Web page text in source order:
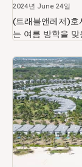
2024년 June 24일
(트래블앤레저)호
는 여름 방학을